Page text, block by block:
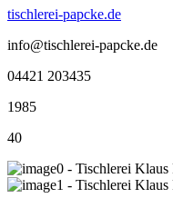
tischlerei-papcke.de
info@tischlerei-papcke.de
04421 203435
1985
40